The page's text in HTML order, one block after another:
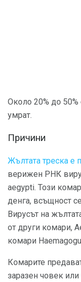
Около 20% до 50%
умрат.
Причини
Жълтата треска е
верижен РНК
aegypti. Този
денга, всъщност
Вирусът на
от други комари,
комари
Комарите
заразен човек